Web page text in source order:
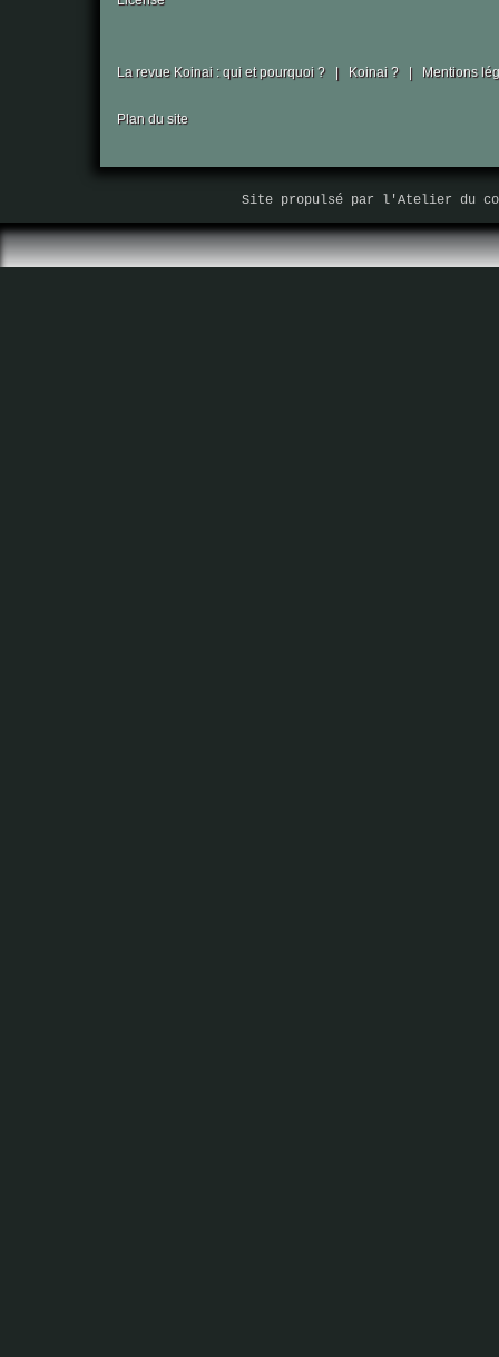
La revue Koinai : qui et pourquoi ? | Koinai ? | Mentions
Plan du site
Site propulsé par l'Atelier du